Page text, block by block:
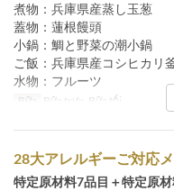
煮物：兵庫県産蒸し玉葱
蓋物：蓮根饅頭
小鍋：鯛と野菜の潮小鍋
ご飯：兵庫県産コシヒカ
水物：フルーツ
Bữa Bữa trưa, Bữa tối
28大アレルギーご対
特定原材料7品目＋特定原